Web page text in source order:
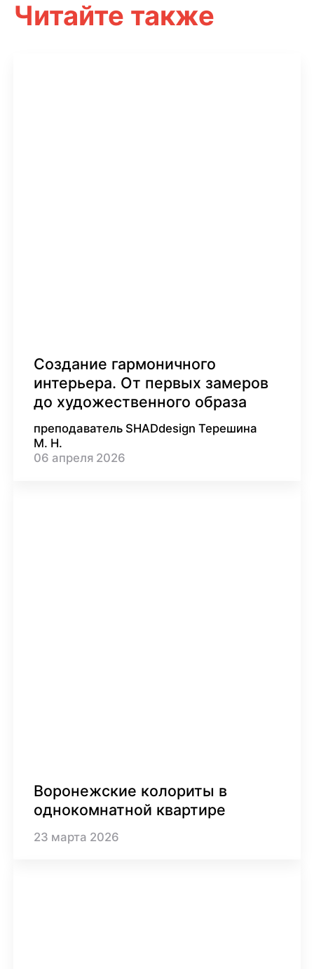
Читайте также
Создание гармоничного
интерьера. От первых замеров
до художественного образа
преподаватель SHADdesign Терешина
М. Н.
06 апреля 2026
Воронежские колориты в
однокомнатной квартире
23 марта 2026